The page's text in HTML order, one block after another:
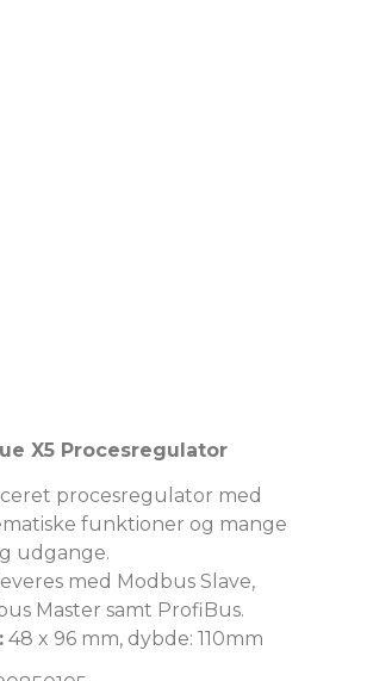
X5 Procesregulator
procesregulator med
funktioner og mange
udgange.
med Modbus Slave,
Master samt ProfiBus.
48 x 96 mm, dybde: 110mm